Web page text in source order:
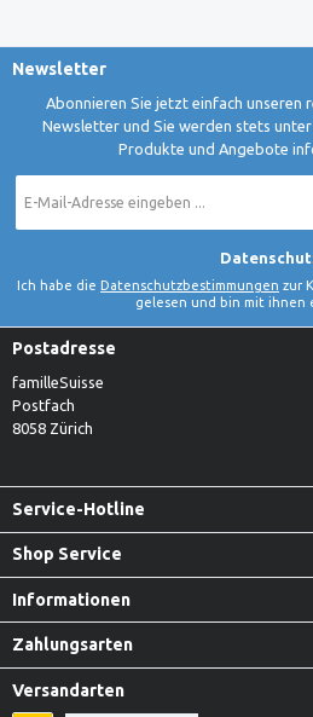
Newsletter
Abonnieren Sie jetzt einfach unseren
Newsletter und Sie werden stets
Produkte und Angebote
Mail-
Ich habe die Datenschutzbestimmungen zur
gelesen und bin mit ihnen
Postadresse
familleSuisse
Postfach
8058 Zürich
Service-Hotline
Shop Service
Informationen
Zahlungsarten
Versandarten